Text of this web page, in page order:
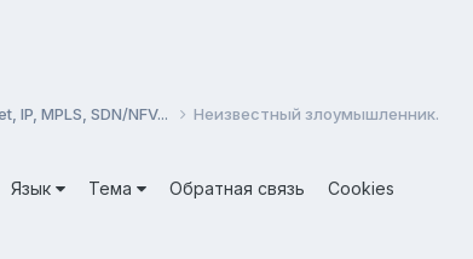
IP, MPLS, SDN/NFV... Неизвестный злоумышленник.
Язык Тема Обратная связь
Cookies